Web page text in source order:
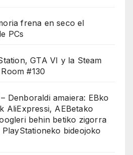
frena en seco el
PCs
GTA VI y la Steam
#130
Denboraldi amaiera: EBko
AliExpressi, AEBetako
behin betiko zigorra
bideojoko